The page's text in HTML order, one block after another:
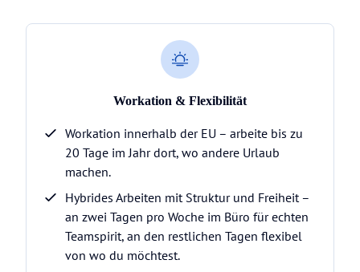
Workation & Flexibilität
Workation innerhalb der EU – arbeite bis zu
20 Tage im Jahr dort, wo andere Urlaub
machen.
Hybrides Arbeiten mit Struktur und Freiheit –
an zwei Tagen pro Woche im Büro für echten
Teamspirit, an den restlichen Tagen flexibel
von wo du möchtest.